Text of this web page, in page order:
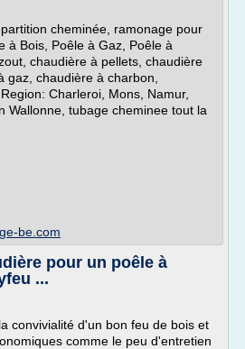
cheminée, ramonage pour
à Bois, Poêle à Gaz, Poêle à
chaudière à pellets, chaudière
gaz, chaudière à charbon,
Charleroi, Mons, Namur,
Wallonne, tubage cheminee tout la
be.com
pour un poêle à
...
convivialité d'un bon feu de bois et
comme le peu d'entretien